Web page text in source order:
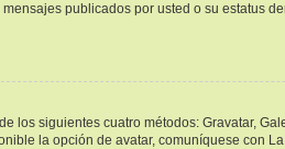
publicados por usted o su estatus
los siguientes cuatro métodos: Gravatar,
la opción de avatar, comuníquese con